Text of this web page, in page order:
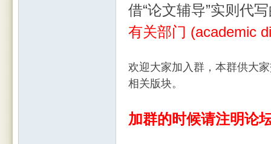
借“论文辅导”实则代
有关部门 (academic
欢迎大家加入群，本群供大
相关版块。
加群的时候请注明论